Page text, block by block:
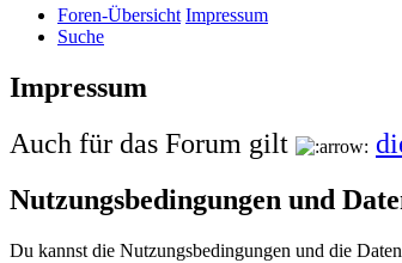
Foren-Übersicht Impressum
Suche
Impressum
Auch für das Forum gilt
Nutzungsbedingungen und
Du kannst die Nutzungsbedingungen und die